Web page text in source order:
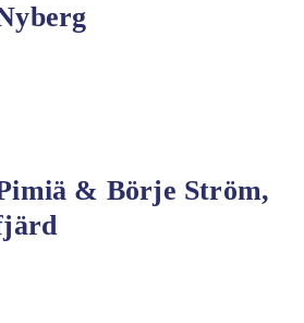
& Börje Ström,